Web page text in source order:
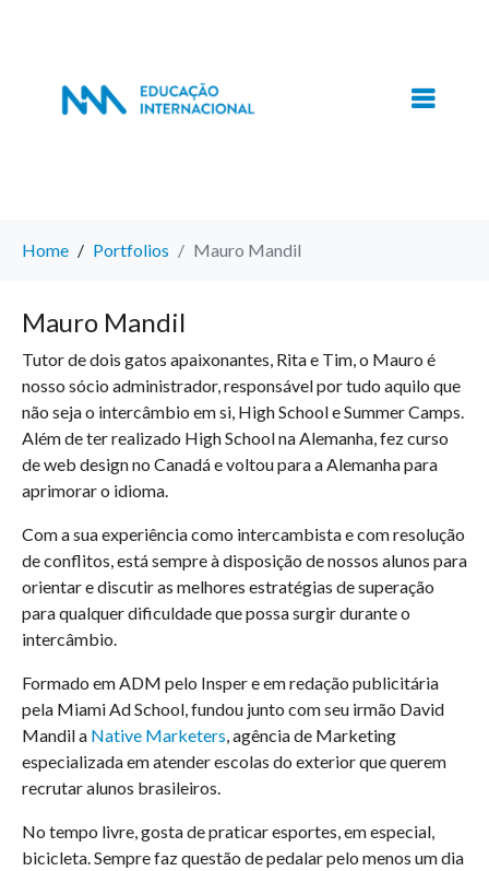
Home Portfolios Mauro Mandil
Mauro Mandil
Tutor de dois gatos apaixonantes, Rita e Tim, o Mauro é
nosso sócio administrador, responsável por tudo aquilo que
não seja o intercâmbio em si, High School e Summer Camps.
Além de ter realizado High School na Alemanha, fez curso
de web design no Canadá e voltou para a Alemanha para
aprimorar o idioma.
Com a sua experiência como intercambista e com resolução
de conflitos, está sempre à disposição de nossos alunos para
orientar e discutir as melhores estratégias de superação
para qualquer dificuldade que possa surgir durante o
intercâmbio.
Formado em ADM pelo Insper e em redação publicitária
pela Miami Ad School, fundou junto com seu irmão David
Mandil a Native Marketers, agência de Marketing
especializada em atender escolas do exterior que querem
recrutar alunos brasileiros.
No tempo livre, gosta de praticar esportes, em especial,
bicicleta. Sempre faz questão de pedalar pelo menos um dia